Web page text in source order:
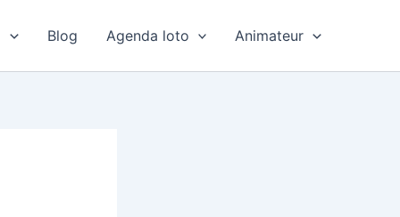
Blog Agenda loto Animateur